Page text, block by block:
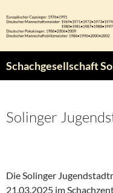
Inhalt
springen
Schachgesellschaft
Solinger
Die Solinger
21.03.2025 im